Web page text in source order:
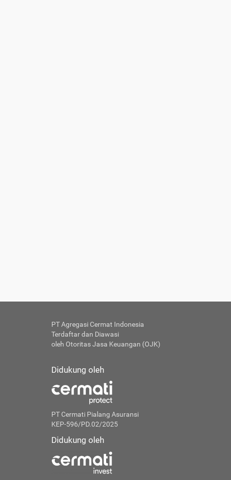
PT Agregasi Cermat Indonesia
Terdaftar dan Diawasi
oleh Otoritas Jasa Keuangan (OJK)
Didukung oleh
PT Cermati Pialang Asuransi
KEP-596/PD.02/2025
Didukung oleh